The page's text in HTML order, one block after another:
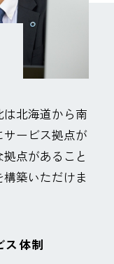
北海道から南
サービス拠点が
点があること
築いただけま
ス体制